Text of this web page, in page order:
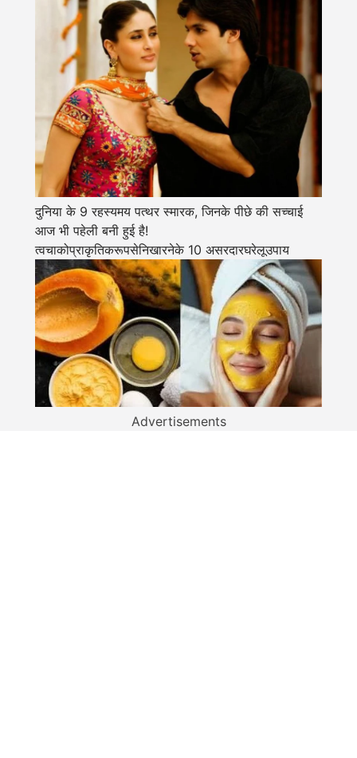
दुनिया के 9 रहस्यमय पत्थर स्मारक, जिनके पीछे की सच्चाई
आज भी पहेली बनी हुई है!
त्वचाकोप्राकृतिकरूपसेनिखारनेके 10 असरदारघरेलूउपाय
Advertisements